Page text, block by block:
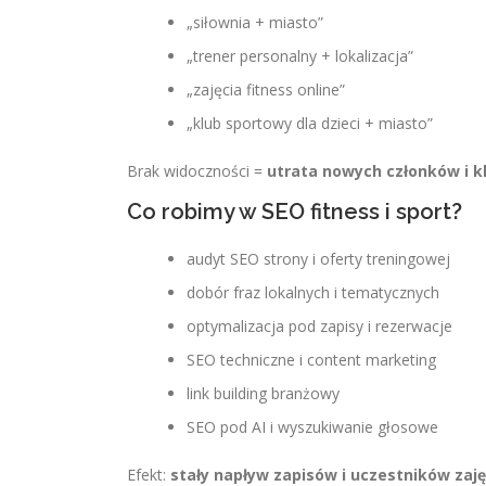
„siłownia + miasto”
„trener personalny + lokalizacja”
„zajęcia fitness online”
„klub sportowy dla dzieci + miasto”
Brak widoczności = utrata nowych członków i
Co robimy w SEO fitness i sport?
audyt SEO strony i oferty treningowej
dobór fraz lokalnych i tematycznych
optymalizacja pod zapisy i rezerwacje
SEO techniczne i content marketing
link building branżowy
SEO pod AI i wyszukiwanie głosowe
Efekt: stały napływ zapisów i uczestników